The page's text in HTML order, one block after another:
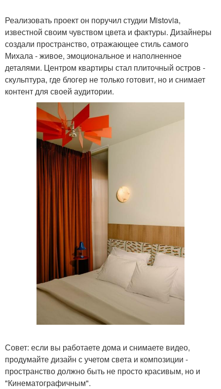
Реализовать проект он поручил студии Mistovia,
известной своим чувством цвета и фактуры. Дизайнеры
создали пространство, отражающее стиль самого
Михала - живое, эмоциональное и наполненное
деталями. Центром квартиры стал плиточный остров -
скульптура, где блогер не только готовит, но и снимает
контент для своей аудитории.
Совет: если вы работаете дома и снимаете видео,
продумайте дизайн с учетом света и композиции -
пространство должно быть не просто красивым, но и
"Кинематографичным".